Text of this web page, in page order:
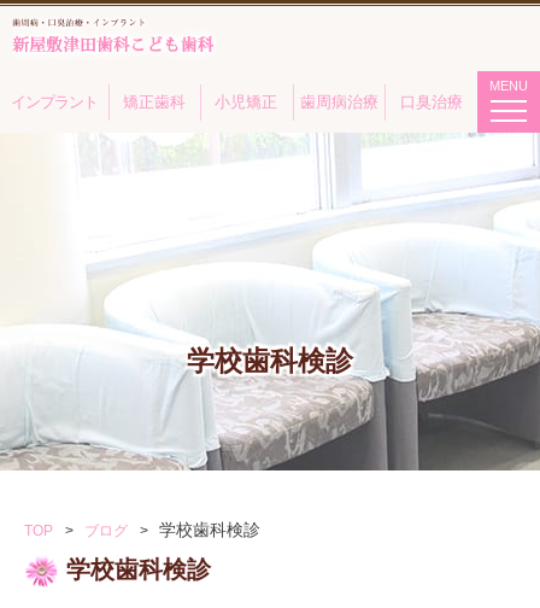
インプラント 矯正歯科 小児矯正 歯周病治療 口臭治療
MENU
学校歯科検診
TOP ブログ 学校歯科検診
学校歯科検診